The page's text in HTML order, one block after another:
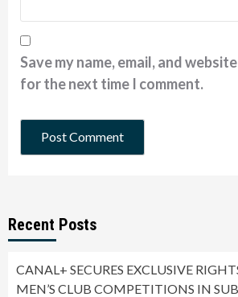
Save my name, email, and
for the next time I comment.
Recent Posts
CANAL+ SECURES EXCLUSIVE
MEN’S CLUB COMPETITIONS IN